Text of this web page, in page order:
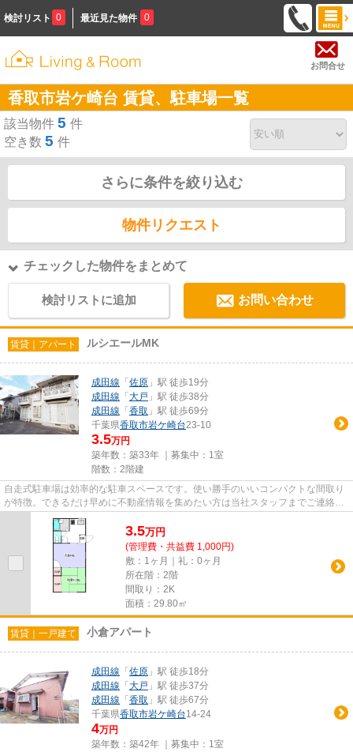
検討リスト 0 最近見た物件 0
お問合せ
香取市岩ケ崎台 賃貸、駐車場一覧
該当物件 5 件
空き数 5 件
さらに条件を絞り込む
物件リクエスト
チェックした物件をまとめて
検討リストに追加 お問い合わせ
賃貸｜アパート ルシエールMK
成田線 「 佐原 」駅 徒歩19分
成田線 「 大戸 」駅 徒歩38分
成田線 「 香取 」駅 徒歩69分
千葉県香取市岩ケ崎台23-10
3.5万円
築年数：築33年 ｜募集中： 1室
階数：2階建
自走式駐車場は効率的な駐車スペースです。使い勝手のいいコンパクトな間取り
が特徴。できるだけ早めに不動産情報を集めたい方は当社スタッフまでご連絡く
ださい。地域の不動産情報を...
3.5万円
(管理費・共益費 1,000円)
敷：1ヶ月｜礼：0ヶ月
所在階：2階
間取り：2K
面積：29.80㎡
賃貸｜一戸建て 小倉アパート
成田線 「 佐原 」駅 徒歩18分
成田線 「 大戸 」駅 徒歩37分
成田線 「 香取 」駅 徒歩67分
千葉県香取市岩ケ崎台14-24
4万円
築年数：築42年 ｜募集中： 1室